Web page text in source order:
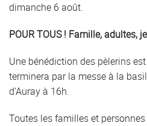
dimanche 6 août.
POUR TOUS ! Famille, adultes,
Une bénédiction des pèlerins
terminera par la messe à la
d’Auray à 16h.
Toutes les familles et